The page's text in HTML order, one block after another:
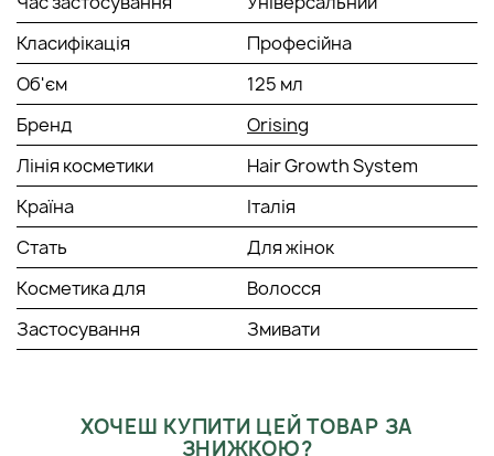
Класифікація
Професійна
Об'єм
125 мл
Бренд
Orising
Лінія косметики
Hair Growth System
Країна
Італія
Стать
Для жінок
Косметика для
Волосся
Застосування
Змивати
ХОЧЕШ КУПИТИ ЦЕЙ ТОВАР ЗА
ЗНИЖКОЮ?